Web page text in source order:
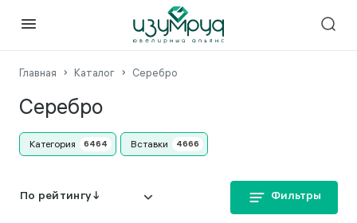
Главная Каталог Серебро
Серебро
Категория Вставки
Фильтры